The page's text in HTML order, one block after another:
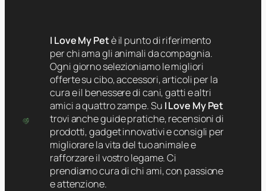
I Love My Petè il punto di riferimento
per chi ama gli animali da compagnia.
Ogni giorno selezioniamo le migliori
offerte su cibo, accessori, articoli per la
cura e il benessere di cani, gatti e altri
amici a quattro zampe. Su I Love My Pet
trovi anche guide pratiche, recensioni di
prodotti, gadget innovativi e consigli per
migliorare la vita del tuo animale e
rafforzare il vostro legame. Ci
prendiamo cura di chi ami, con passione
e attenzione.